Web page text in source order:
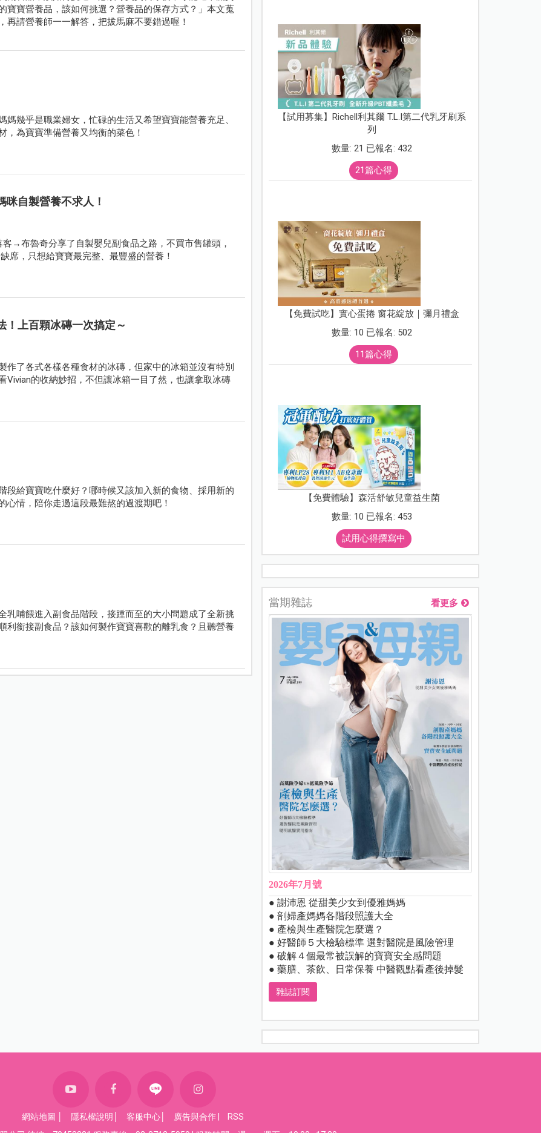
寶寶營養品，該如何挑選？營養品的保存方式？」本文蒐
請營養師一一解答，把拔馬麻不要錯過喔！
幾乎是職業婦女，忙碌的生活又希望寶寶能營養充足、
，為寶寶準備營養又均衡的菜色！
咪自製營養不求人！
→布魯奇分享了自製嬰兒副食品之路，不買市售罐頭，
席，只想給寶寶最完整、最豐盛的營養！
！上百顆冰磚一次搞定～
了各式各樣各種食材的冰磚，但家中的冰箱並沒有特別
Vivian的收納妙招，不但讓冰箱一目了然，也讓拿取冰磚
段給寶寶吃什麼好？哪時候又該加入新的食物、採用新的
情，陪你走過這段最難熬的過渡期吧！
乳哺餵進入副食品階段，接踵而至的大小問題成了全新挑
利銜接副食品？該如何製作寶寶喜歡的離乳食？且聽營養
【試用募集】Richell利其爾 T.L.I第二代乳牙刷系
列
數量: 21 已報名: 432
21篇心得
【免費試吃】實心蛋捲 窗花綻放｜彌月禮盒
數量: 10 已報名: 502
11篇心得
【免費體驗】森活舒敏兒童益生菌
數量: 10 已報名: 453
試用心得撰寫中
當期雜誌 看更多
2026年7月號
● 謝沛恩 從甜美少女到優雅媽媽
● 剖婦產媽媽各階段照護大全
● 產檢與生產醫院怎麼選？
● 好醫師５大檢驗標準 選對醫院是風險管理
● 破解４個最常被誤解的寶寶安全感問題
● 藥膳、茶飲、日常保養 中醫觀點看產後掉髮
雜誌訂閱
網站地圖 隱私權說明 客服中心 廣告與合作
RSS